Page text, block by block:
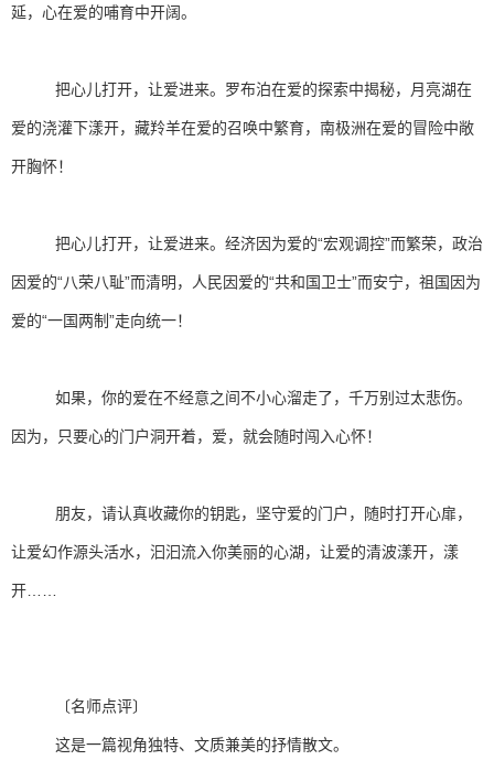
延，心在爱的哺育中开阔。
把心儿打开，让爱进来。罗布泊在爱的探索中揭秘，月亮湖在
爱的浇灌下漾开，藏羚羊在爱的召唤中繁育，南极洲在爱的冒险中敞
开胸怀！
把心儿打开，让爱进来。经济因为爱的“宏观调控”而繁荣，政治
因爱的“八荣八耻”而清明，人民因爱的“共和国卫士”而安宁，祖国因为
爱的“一国两制”走向统一！
如果，你的爱在不经意之间不小心溜走了，千万别过太悲伤。
因为，只要心的门户洞开着，爱，就会随时闯入心怀！
朋友，请认真收藏你的钥匙，坚守爱的门户，随时打开心扉，
让爱幻作源头活水，汩汩流入你美丽的心湖，让爱的清波漾开，漾
开……
〔名师点评〕
这是一篇视角独特、文质兼美的抒情散文。